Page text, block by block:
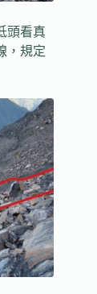
頭看真
，規定